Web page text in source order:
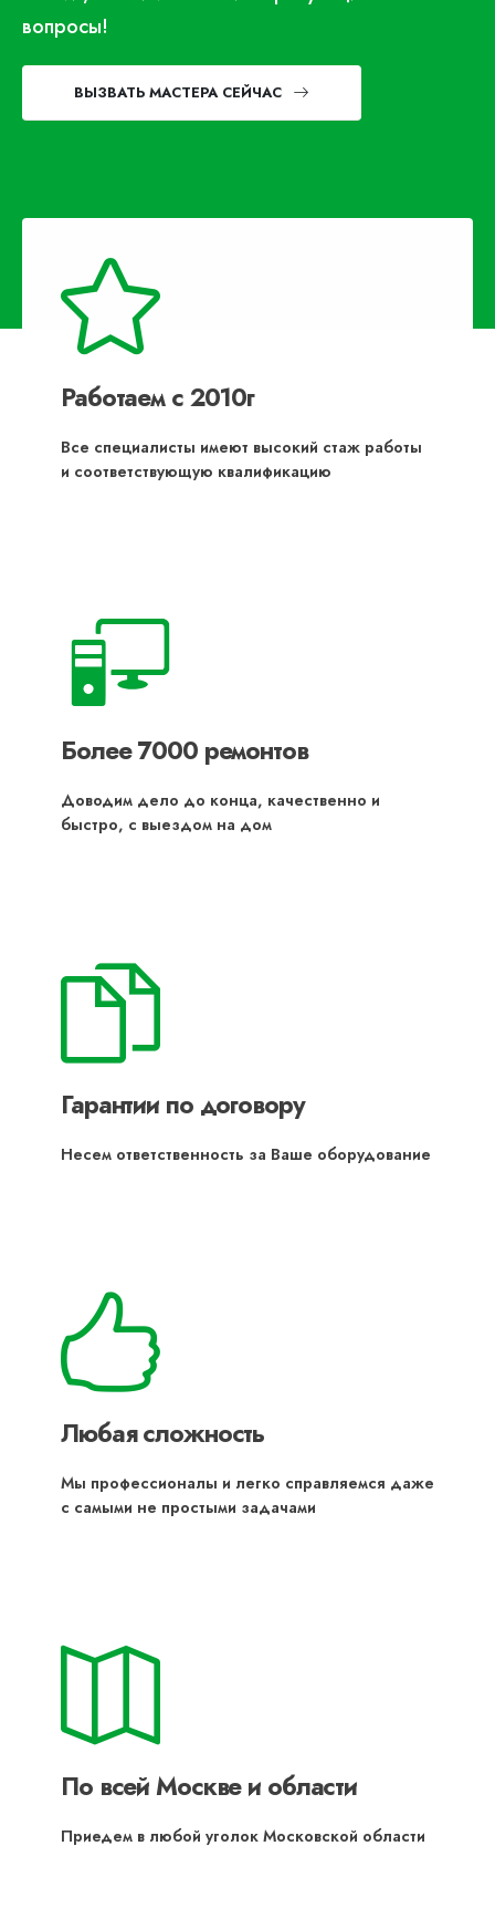
вопросы!
ВЫЗВАТЬ МАСТЕРА СЕЙЧАС
Работаем с 2010г
Все специалисты имеют высокий стаж работы
и соответствующую квалификацию
Более 7000 ремонтов
Доводим дело до конца, качественно и
быстро, с выездом на дом
Гарантии по договору
Несем ответственность за Ваше оборудование
Любая сложность
Мы профессионалы и легко справляемся даже
с самыми не простыми задачами
По всей Москве и области
Приедем в любой уголок Московской области